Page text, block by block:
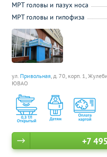
ул. Привольная, д. 70, корп. 1,
ЮВАО
МРТ головы и пазух носа
МРТ головы и гипофиза
+7